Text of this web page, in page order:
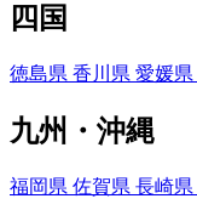
四国
徳島県 香川県 愛媛県
九州・沖縄
福岡県 佐賀県 長崎県